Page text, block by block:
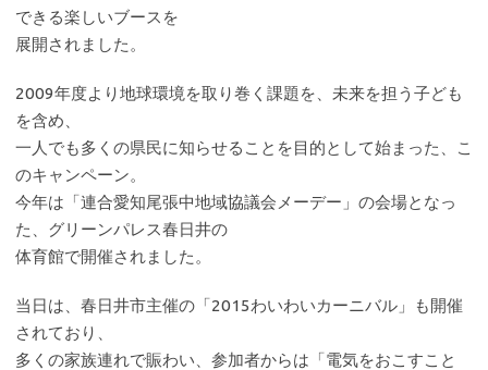
できる楽しいブースを
展開されました。
2009年度より地球環境を取り巻く課題を、未来を担う子ども
を含め、
一人でも多くの県民に知らせることを目的として始まった、こ
のキャンペーン。
今年は「連合愛知尾張中地域協議会メーデー」の会場となっ
た、グリーンパレス春日井の
体育館で開催されました。
当日は、春日井市主催の「2015わいわいカーニバル」も開催
されており、
多くの家族連れで賑わい、参加者からは「電気をおこすこと